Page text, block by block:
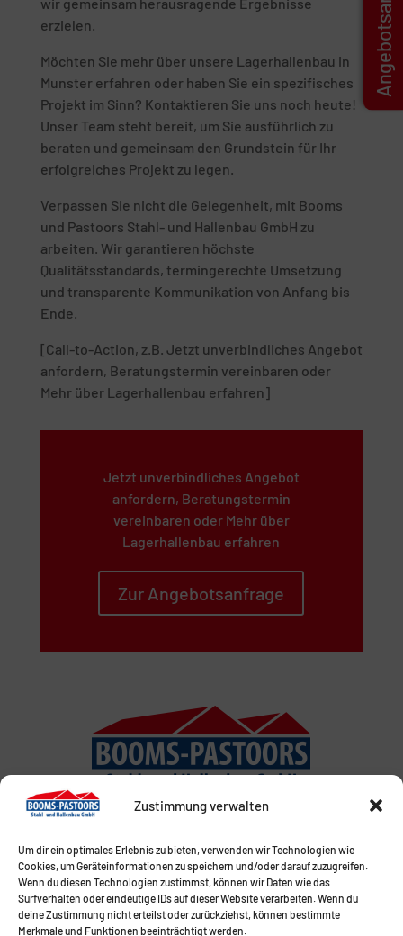
Zustimmung verwalten
Um dir ein optimales Erlebnis zu bieten, verwenden wir Technologien wie
Cookies, um Geräteinformationen zu speichern und/oder darauf zuzugreifen.
Wenn du diesen Technologien zustimmst, können wir Daten wie das
Surfverhalten oder eindeutige IDs auf dieser Website verarbeiten. Wenn du
deine Zustimmung nicht erteilst oder zurückziehst, können bestimmte
Merkmale und Funktionen beeinträchtigt werden.
erzielen.
Möchten Sie mehr über unsere Lagerhallenbau in
Munster erfahren oder haben Sie ein spezifisches
Projekt im Sinn? Kontaktieren Sie uns noch heute!
Unser Team steht bereit, um Sie ausführlich zu
beraten und gemeinsam den Grundstein für Ihr
erfolgreiches Projekt zu legen.
Verpassen Sie nicht die Gelegenheit, mit Booms
und Pastoors Stahl- und Hallenbau GmbH zu
arbeiten. Wir garantieren höchste
Qualitätsstandards, termingerechte Umsetzung
und transparente Kommunikation von Anfang bis
Ende.
[Call-to-Action, z.B. Jetzt unverbindliches Angebot
anfordern, Beratungstermin vereinbaren oder
Mehr über Lagerhallenbau erfahren]
Jetzt unverbindliches Angebot
anfordern, Beratungstermin
vereinbaren oder Mehr über
Lagerhallenbau erfahren
Zur Angebotsanfrage